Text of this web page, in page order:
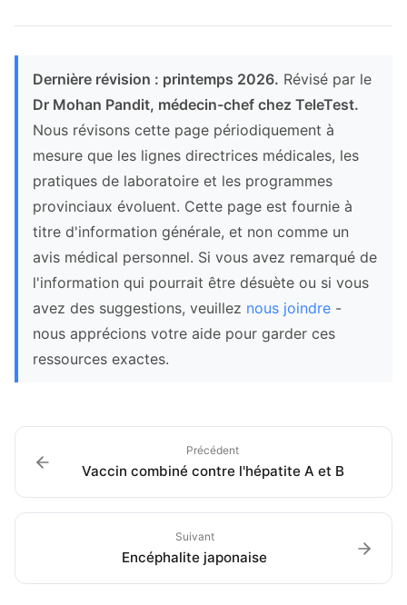
Dernière révision : printemps 2026. Révisé par le
Dr Mohan Pandit, médecin-chef chez TeleTest.
Nous révisons cette page périodiquement à
mesure que les lignes directrices médicales, les
pratiques de laboratoire et les programmes
provinciaux évoluent. Cette page est fournie à
titre d'information générale, et non comme un
avis médical personnel. Si vous avez remarqué de
l'information qui pourrait être désuète ou si vous
avez des suggestions, veuillez nous joindre -
nous apprécions votre aide pour garder ces
ressources exactes.
Précédent
Vaccin combiné contre l'hépatite A et B
Suivant
Encéphalite japonaise